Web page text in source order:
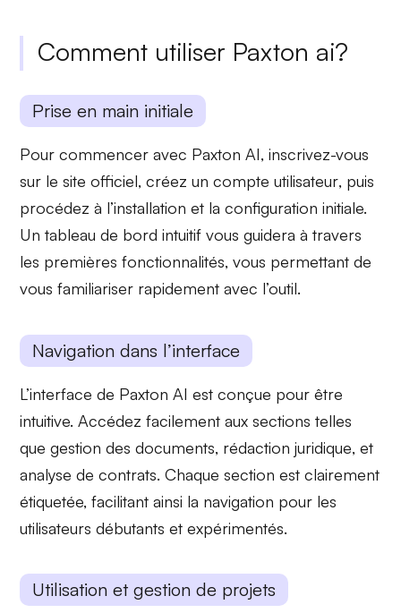
Comment utiliser Paxton ai?
Prise en main initiale
Pour commencer avec Paxton AI, inscrivez-vous
sur le site officiel, créez uncompte utilisateur, puis
procédez à l’installation et la configuration initiale.
Untableau de bord intuitif vous guidera à travers
les premières fonctionnalités, vous permettant de
vous familiariser rapidement avec l’outil.
Navigation dans l’interface
L’interface de Paxton AI est conçue pour être
intuitive. Accédez facilement aux sections telles
quegestion des documents, rédaction juridique, et
analyse de contrats. Chaque section est clairement
étiquetée, facilitant ainsi la navigation pour les
utilisateurs débutants et expérimentés.
Utilisation et gestion de projets